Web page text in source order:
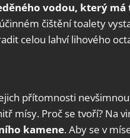
vodou, který má
čištění toalety
celou lahví lihového
přítomnosti
mísy. Proč se tvoří? Na
kamene. Aby se v